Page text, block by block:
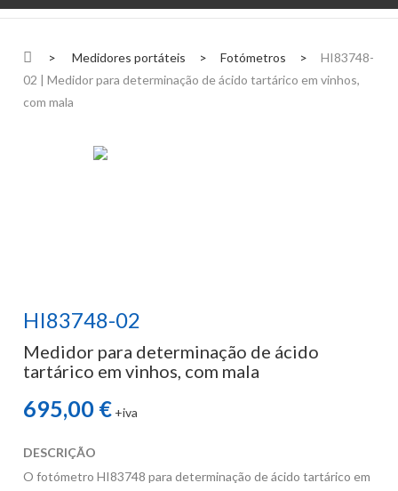
> Medidores portáteis > Fotómetros >
HI83748-
02 | Medidor para determinação de ácido tartárico em vinhos,
com mala
HI83748-02
Medidor para determinação de ácido
tartárico em vinhos, com mala
695,00 € +iva
DESCRIÇÃO
O fotómetro HI83748 para determinação de ácido tartárico em